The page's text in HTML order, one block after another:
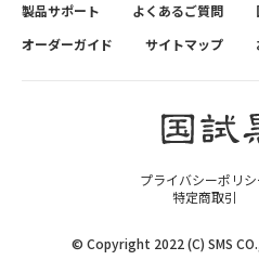
製品サポート よくあるご質問
オーダーガイド
サイトマップ
プライバシーポリシ
特定商取引
© Copyright 2022 (C) SMS